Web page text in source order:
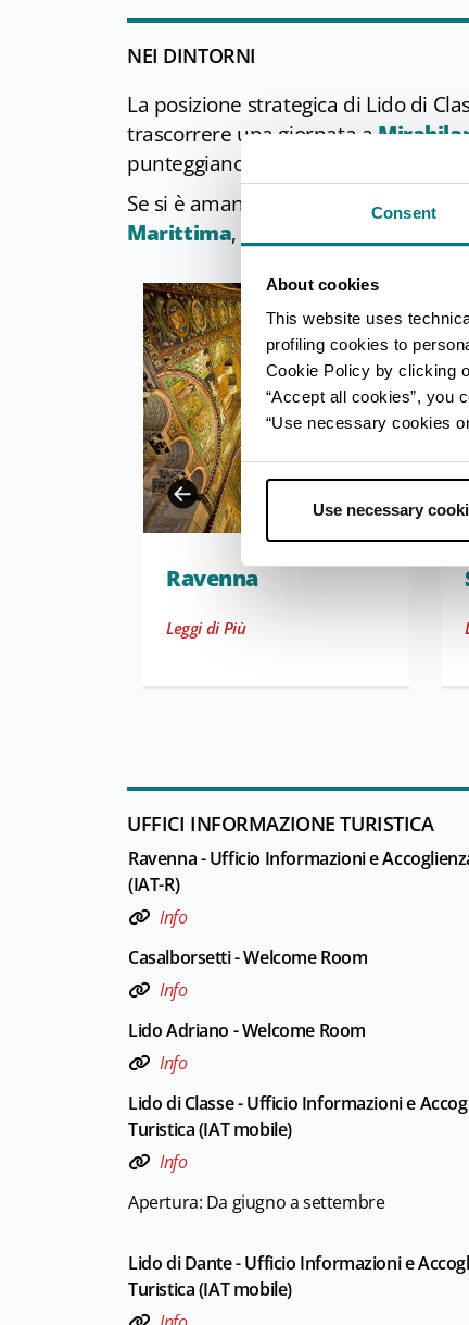
Consent
About cookies
This website uses
profiling cookies to
Cookie Policy by clicking
“Accept all cookies”, you
“Use necessary cookies
Use necessary
NEI DINTORNI
La posizione strategica di Lido di
trascorrere una giornata a
punteggiano la costa romagnola.
Se si è amanti della musica e della
Marittima,
Ravenna
Leggi di Più
UFFICI INFORMAZIONE TURISTICA
Ravenna - Ufficio Informazioni e
(IAT-R)
Info
Casalborsetti - Welcome Room
Info
Lido Adriano - Welcome Room
Info
Lido di Classe - Ufficio Informazioni e
Turistica (IAT mobile)
Info
Apertura: Da giugno a settembre
Lido di Dante - Ufficio Informazioni e
Turistica (IAT mobile)